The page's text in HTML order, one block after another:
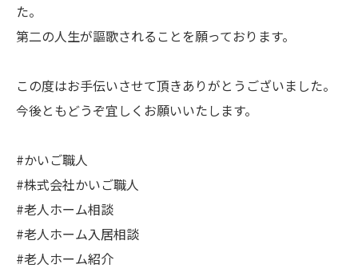
た。
第二の人生が謳歌されることを願っております。
この度はお手伝いさせて頂きありがとうございました。
今後ともどうぞ宜しくお願いいたします。
#かいご職人
#株式会社かいご職人
#老人ホーム相談
#老人ホーム入居相談
#老人ホーム紹介